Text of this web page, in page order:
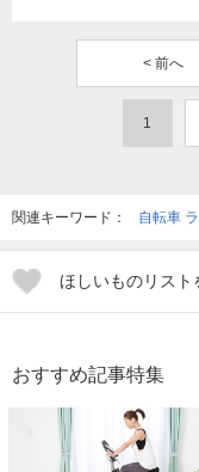
< 前へ
1
関連キーワード： 自転車
ほしいものリスト
おすすめ記事特集